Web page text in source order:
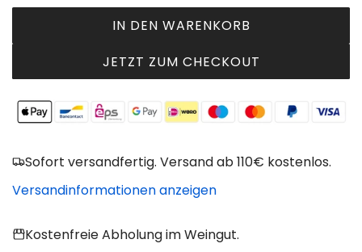
r
e
P
r
e
i
IN DEN WARENKORB
L
A
D
N
.
JETZT ZUM CHECKOUT
Sofort versandfertig. Versand ab 110€ kostenlos.
Versandinformationen anzeigen
Kostenfreie Abholung im Weingut.